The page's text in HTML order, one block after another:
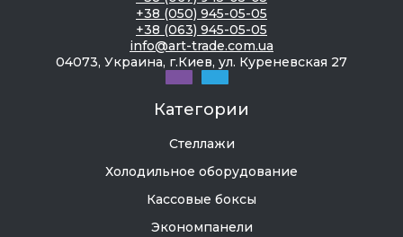
+38 (050) 945-05-05
+38 (063) 945-05-05
info@art-trade.com.ua
04073, Украина, г.Киев, ул. Куреневская 27
Категории
Стеллажи
Холодильное оборудование
Кассовые боксы
Экономпанели